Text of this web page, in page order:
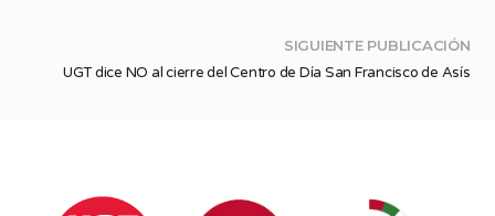
SIGUIENTE PUBLICACIÓN
UGT dice NO al cierre del Centro de Día San Francisco de Asís